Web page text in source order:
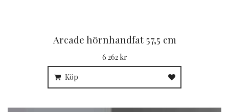
Arcade hörnhandfat 57,5 cm
6 262 kr
Köp